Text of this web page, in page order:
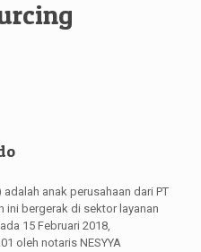
anak perusahaan dari PT
ini bergerak di sektor layanan
15 Februari 2018,
oleh notaris NESYYA